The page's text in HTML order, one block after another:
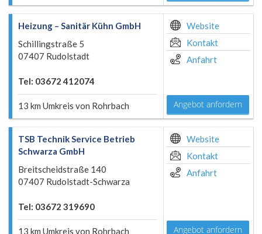
Heizung – Sanitär Kühn GmbH
Schillingstraße 5
07407 Rudolstadt
Tel: 03672 412074
13 km Umkreis von Rohrbach
Website
Kontakt
Anfahrt
Angebot anfordern
TSB Technik Service Betrieb
Schwarza GmbH
Breitscheidstraße 140
07407 Rudolstadt-Schwarza
Tel: 03672 319690
13 km Umkreis von Rohrbach
Website
Kontakt
Anfahrt
Angebot anfordern